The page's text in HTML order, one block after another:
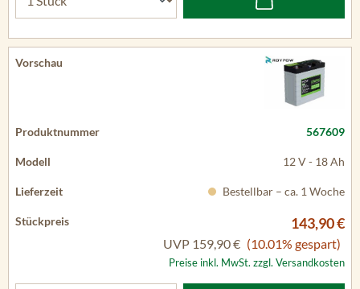
567609
12 V - 18 Ah
Bestellbar – ca. 1 Woche
143,90 €
UVP 159,90 € (10.01% gespart)
Preise inkl. MwSt. zzgl. Versandkosten